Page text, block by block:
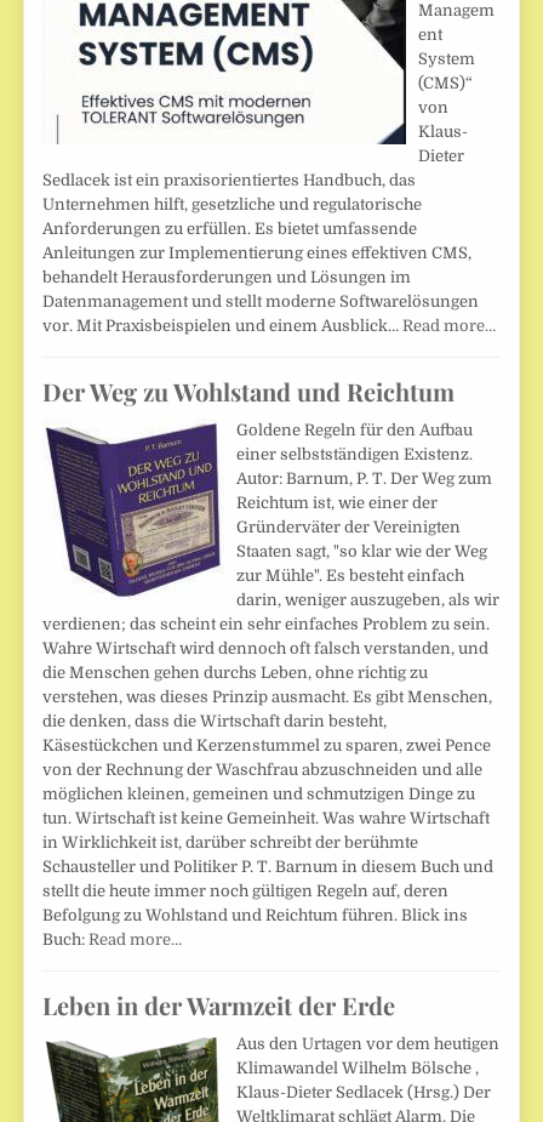
Managem
ent
System
(CMS)“
von
Klaus-
Dieter
Sedlacek ist ein praxisorientiertes Handbuch, das
Unternehmen hilft, gesetzliche und regulatorische
Anforderungen zu erfüllen. Es bietet umfassende
Anleitungen zur Implementierung eines effektiven CMS,
behandelt Herausforderungen und Lösungen im
Datenmanagement und stellt moderne Softwarelösungen
vor. Mit Praxisbeispielen und einem Ausblick…Read more…
Der Weg zu Wohlstand und Reichtum
Goldene Regeln für den Aufbau
einer selbstständigen Existenz.
Autor: Barnum, P. T. Der Weg zum
Reichtum ist, wie einer der
Gründerväter der Vereinigten
Staaten sagt, "so klar wie der Weg
zur Mühle". Es besteht einfach
darin, weniger auszugeben, als wir
verdienen; das scheint ein sehr einfaches Problem zu sein.
Wahre Wirtschaft wird dennoch oft falsch verstanden, und
die Menschen gehen durchs Leben, ohne richtig zu
verstehen, was dieses Prinzip ausmacht. Es gibt Menschen,
die denken, dass die Wirtschaft darin besteht,
Käsestückchen und Kerzenstummel zu sparen, zwei Pence
von der Rechnung der Waschfrau abzuschneiden und alle
möglichen kleinen, gemeinen und schmutzigen Dinge zu
tun. Wirtschaft ist keine Gemeinheit. Was wahre Wirtschaft
in Wirklichkeit ist, darüber schreibt der berühmte
Schausteller und Politiker P. T. Barnum in diesem Buch und
stellt die heute immer noch gültigen Regeln auf, deren
Befolgung zu Wohlstand und Reichtum führen. Blick ins
Buch:Read more…
Leben in der Warmzeit der Erde
Aus den Urtagen vor dem heutigen
Klimawandel Wilhelm Bölsche ,
Klaus-Dieter Sedlacek (Hrsg.) Der
Weltklimarat schlägt Alarm. Die